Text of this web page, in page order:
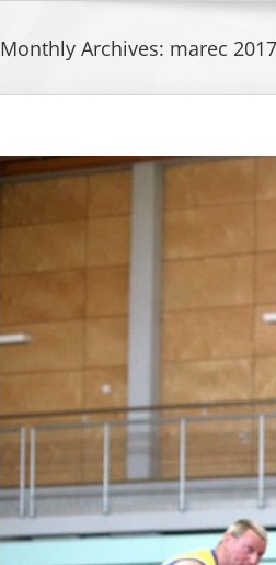
Monthly Archives: marec 2017